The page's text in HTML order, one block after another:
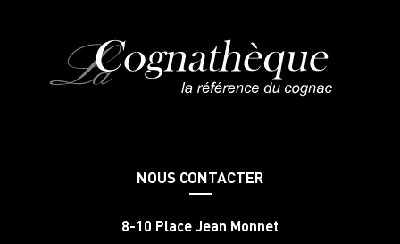
NOUS CONTACTER
8-10 Place Jean Monnet